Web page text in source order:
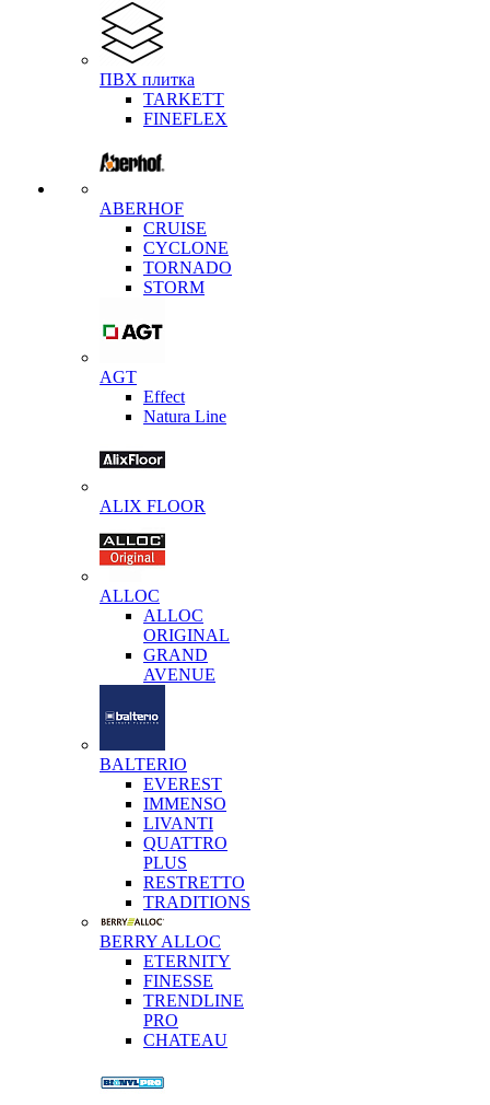
ПВХ плитка
TARKETT
FINEFLEX
ABERHOF
CRUISE
CYCLONE
TORNADO
STORM
AGT
Effect
Natura Line
ALIX FLOOR
ALLOC
ALLOC
ORIGINAL
GRAND
AVENUE
BALTERIO
EVEREST
IMMENSO
LIVANTI
QUATTRO
PLUS
RESTRETTO
TRADITIONS
BERRY ALLOC
ETERNITY
FINESSE
TRENDLINE
PRO
CHATEAU